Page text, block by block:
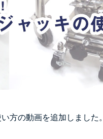
方の動画を追加しました。